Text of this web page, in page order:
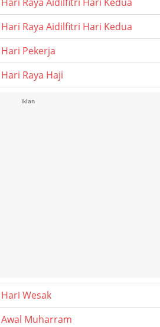
Hari Raya Aidilfitri Hari Kedua
Hari Pekerja
Hari Raya Haji
Iklan
Hari Wesak
Awal Muharram